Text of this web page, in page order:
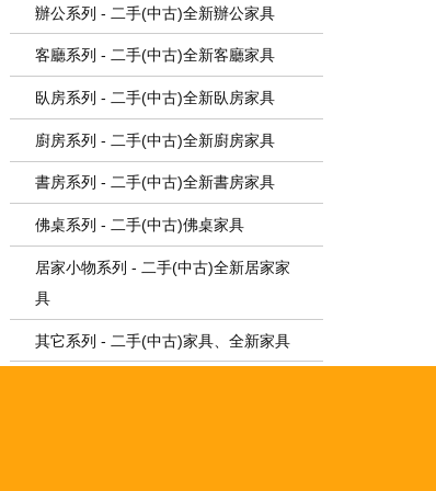
辦公系列 - 二手(中古)全新辦公家具
客廳系列 - 二手(中古)全新客廳家具
臥房系列 - 二手(中古)全新臥房家具
廚房系列 - 二手(中古)全新廚房家具
書房系列 - 二手(中古)全新書房家具
佛桌系列 - 二手(中古)佛桌家具
居家小物系列 - 二手(中古)全新居家家
具
其它系列 - 二手(中古)家具、全新家具